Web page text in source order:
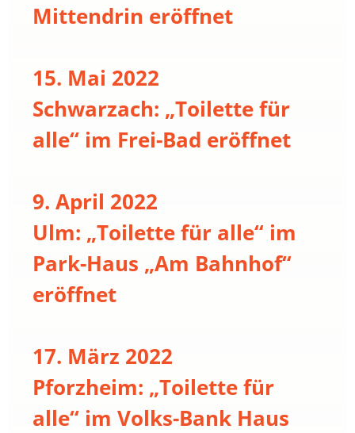
Mittendrin eröffnet
15. Mai 2022
Schwarzach: „Toilette für
alle“ im Frei-Bad eröffnet
9. April 2022
Ulm: „Toilette für alle“ im
Park-Haus „Am Bahnhof“
eröffnet
17. März 2022
Pforzheim: „Toilette für
alle“ im Volks-Bank Haus